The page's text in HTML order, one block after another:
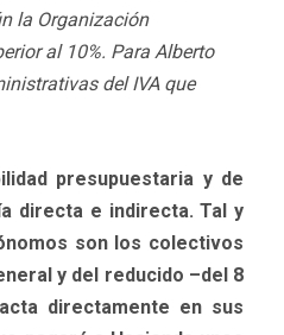
la Organización
al 10%. Para Alberto
del IVA que
presupuestaria y de
directa e indirecta. Tal y
son los colectivos
y del reducido –del 8
directamente en sus